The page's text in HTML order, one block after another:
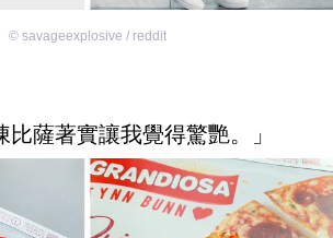
© savageexplosive / reddit
比薩著實讓我覺得驚艷。」